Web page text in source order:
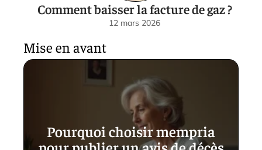
Comment baisser la facture de gaz ?
12 mars 2026
Mise en avant
Pourquoi choisir mempria